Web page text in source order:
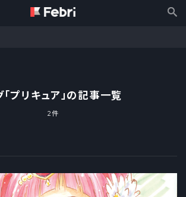
プリキュア」の記事一覧
2件